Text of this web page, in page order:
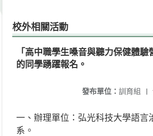
校外相關活動
「高中職學生嗓音與聽力保健體驗
的同學踴躍報名。
發布單位： 訓育組 |
一、辦理單位：弘光科技大學語言
系。